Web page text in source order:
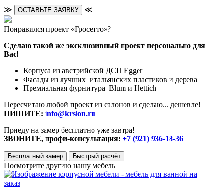
≫ ОСТАВЬТЕ ЗАЯВКУ ≪
Понравился проект «Гросетто»?
Сделаю такой же эксклюзивный проект персонально для
Вас!
Корпуса из австрийской ДСП Egger
Фасады из лучших итальянских пластиков и дерева
Премиальная фурнитура Blum и Hettich
Пересчитаю любой проект из салонов и сделаю... дешевле!
ПИШИТЕ: info@krslon.ru
Приеду на замер бесплатно уже завтра!
ЗВОНИТЕ, профи-консультация: +7 (921) 936-18-36
Бесплатный замер Быстрый расчёт
Посмотрите другию нашу мебель